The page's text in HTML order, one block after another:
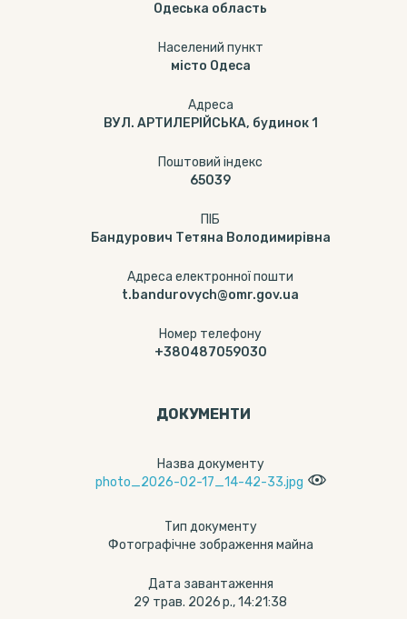
Одеська область
Населений пункт
місто Одеса
Адреса
ВУЛ. АРТИЛЕРІЙСЬКА, будинок 1
Поштовий індекс
65039
ПІБ
Бандурович Тетяна Володимирівна
Адреса електронної пошти
t.bandurovych@omr.gov.ua
Номер телефону
+380487059030
ДОКУМЕНТИ
Назва документу
photo_2026-02-17_14-42-33.jpg
Тип документу
Фотографічне зображення майна
Дата завантаження
29 трав. 2026 р., 14:21:38